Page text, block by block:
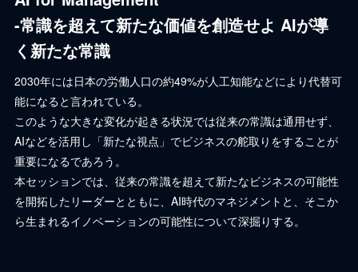
-常識を超えて新たな価値を創造せよ AIが導
く新たな常識
2030年には日本の労働人口の約49%が人工知能などにより代替可
能になると言われている。
このような大きな変化が起きる状況では従来の常識は通用せず、
AIなどを活用し「新たな視点」でビジネスの舵取りをすることが
重要になるであろう。
本セッションでは、従来の常識を超えて新たなビジネスの可能性
を開拓したリーダーとともに、AI時代のマネジメントと、そこか
ら生まれるイノベーションの可能性について深掘りする。